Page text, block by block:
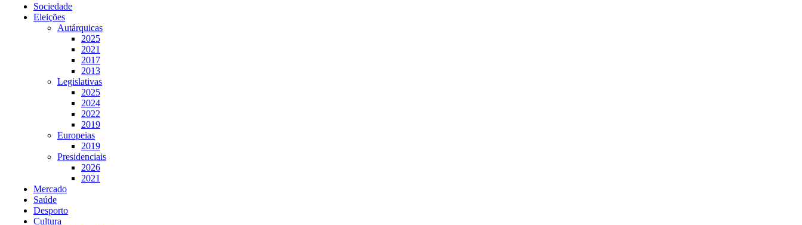
Sociedade
Eleições
Autárquicas
2025
2021
2017
2013
Legislativas
2025
2024
2022
2019
Europeias
2019
Presidenciais
2026
2021
Mercado
Saúde
Desporto
Cultura